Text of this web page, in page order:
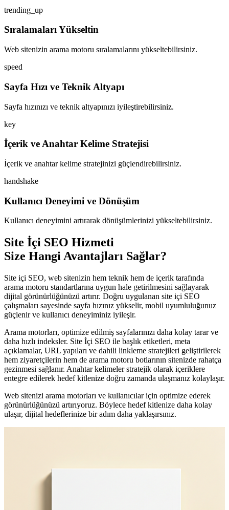
trending_up
Sıralamaları Yükseltin
Web sitenizin arama motoru sıralamalarını yükseltebilirsiniz.
speed
Sayfa Hızı ve Teknik Altyapı
Sayfa hızınızı ve teknik altyapınızı iyileştirebilirsiniz.
key
İçerik ve Anahtar Kelime Stratejisi
İçerik ve anahtar kelime stratejinizi güçlendirebilirsiniz.
handshake
Kullanıcı Deneyimi ve Dönüşüm
Kullanıcı deneyimini artırarak dönüşümlerinizi yükseltebilirsiniz.
Site İçi SEO Hizmeti
Size Hangi Avantajları Sağlar?
Site içi SEO, web sitenizin hem teknik hem de içerik tarafında
arama motoru standartlarına uygun hale getirilmesini sağlayarak
dijital görünürlüğünüzü artırır. Doğru uygulanan site içi SEO
çalışmaları sayesinde sayfa hızınız yükselir, mobil uyumluluğunuz
güçlenir ve kullanıcı deneyiminiz iyileşir.
Arama motorları, optimize edilmiş sayfalarınızı daha kolay tarar ve
daha hızlı indeksler. Site İçi SEO ile başlık etiketleri, meta
açıklamalar, URL yapıları ve dahili linkleme stratejileri geliştirilerek
hem ziyaretçilerin hem de arama motoru botlarının sitenizde rahatça
gezinmesi sağlanır. Anahtar kelimeler stratejik olarak içeriklere
entegre edilerek hedef kitlenize doğru zamanda ulaşmanız kolaylaşır.
Web sitenizi arama motorları ve kullanıcılar için optimize ederek
görünürlüğünüzü artırıyoruz. Böylece hedef kitlenize daha kolay
ulaşır, dijital hedeflerinize bir adım daha yaklaşırsınız.